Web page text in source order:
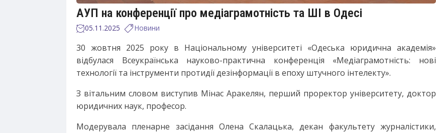
АУП на конференції про медіаграмотність та ШІ в Одесі
05.11.2025 Новини
30 жовтня 2025 року в Національному університеті «Одеська юридична академія»
відбулася Всеукраїнська науково-практична конференція «Медіаграмотність: нові
технології та інструменти протидії дезінформації в епоху штучного інтелекту».
З вітальним словом виступив Мінас Аракелян, перший проректор університету, доктор
юридичних наук, професор.
Модерувала пленарне засідання Олена Скалацька, декан факультету журналістики,